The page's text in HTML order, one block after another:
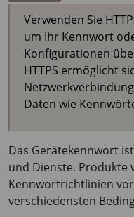
Verwenden Sie
um Ihr Kennwort
Konfigurationen
HTTPS ermöglicht
Daten wie
Das Gerätekennwort
und Dienste. Produkte
Kennwortrichtlinien
verschiedensten